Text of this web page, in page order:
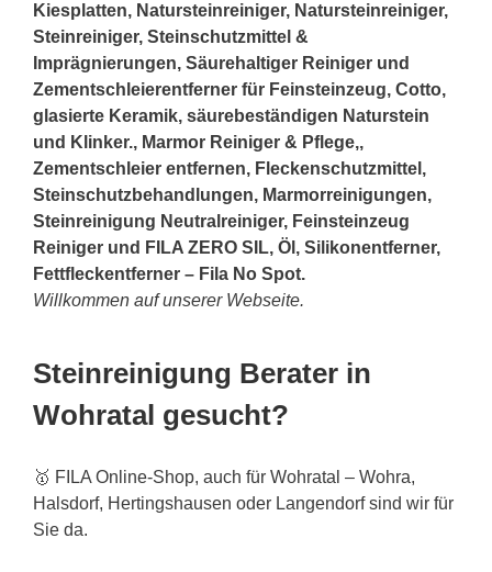
Kiesplatten, Natursteinreiniger, Natursteinreiniger,
Steinreiniger, Steinschutzmittel &
Imprägnierungen, Säurehaltiger Reiniger und
Zementschleierentferner für Feinsteinzeug, Cotto,
glasierte Keramik, säurebeständigen Naturstein
und Klinker., Marmor Reiniger & Pflege,,
Zementschleier entfernen, Fleckenschutzmittel,
Steinschutzbehandlungen, Marmorreinigungen,
Steinreinigung Neutralreiniger, Feinsteinzeug
Reiniger und FILA ZERO SIL, Öl, Silikonentferner,
Fettfleckentferner – Fila No Spot.
Willkommen auf unserer Webseite.
Steinreinigung Berater in
Wohratal gesucht?
🥇 FILA Online-Shop, auch für Wohratal – Wohra,
Halsdorf, Hertingshausen oder Langendorf sind wir für
Sie da.